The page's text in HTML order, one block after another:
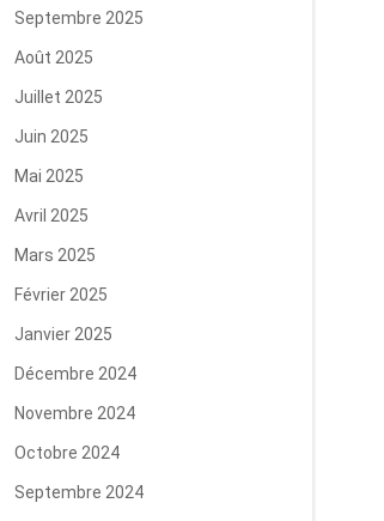
Septembre 2025
Août 2025
Juillet 2025
Juin 2025
Mai 2025
Avril 2025
Mars 2025
Février 2025
Janvier 2025
Décembre 2024
Novembre 2024
Octobre 2024
Septembre 2024